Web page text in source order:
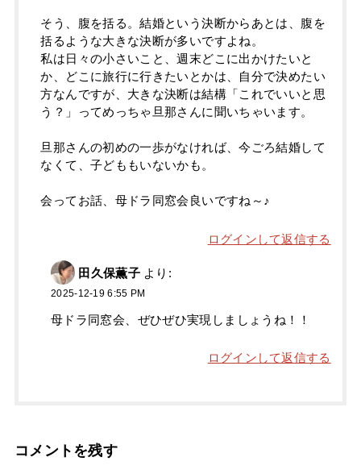
そう、腹を括る。結婚という決断からあとは、腹を
括るような大きな決断が多いですよね。
私は日々の小さいこと、週末どこに出かけたいと
か、どこに旅行に行きたいとかは、自分で決めたい
方なんですが、大きな決断は結構「これでいいと思
う？」ってめっちゃ旦那さんに聞いちゃいます。
旦那さんの初めの一歩がなければ、今ごろ結婚して
なくて、子どももいないかも。
会ってお話、母ドラ同窓会良いですね～♪
ログインして返信する
田久保薫子 より:
2025-12-19 6:55 PM
母ドラ同窓会、ぜひぜひ実現しましょうね！！
ログインして返信する
コメントを残す